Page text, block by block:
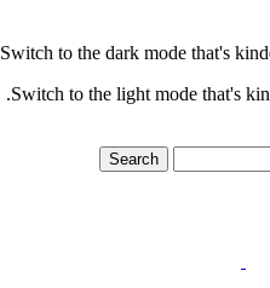
Switch to the dark mode that's
Switch to the light mode that's
Search